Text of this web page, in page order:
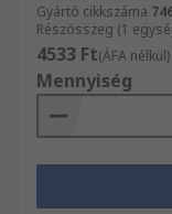
Gyártó cikkszáma
Részösszeg (1
4533 Ft(ÁFA nélkül)
Mennyiség